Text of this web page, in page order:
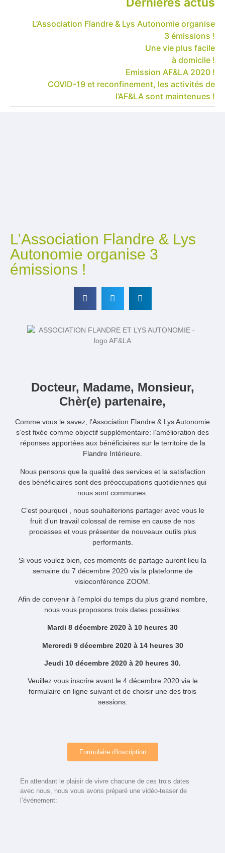
L’Association Flandre & Lys Autonomie organise
3 émissions !
Une vie plus facile
à domicile !
Emission AF&LA 2020 !
COVID-19 et reconfinement, les activités de
l’AF&LA sont maintenues !
L’Association Flandre & Lys
Autonomie organise 3
émissions !
Docteur, Madame, Monsieur,
Chèr(e) partenaire,
Comme vous le savez, l’Association Flandre & Lys Autonomie
s’est fixée comme objectif supplémentaire: l’amélioration des
réponses apportées aux bénéficiaires sur le territoire de la
Flandre Intérieure.
Nous pensons que la qualité des services et la satisfaction
des bénéficiaires sont des préoccupations quotidiennes qui
nous sont communes.
C’est pourquoi , nous souhaiterions partager avec vous le
fruit d’un travail colossal de remise en cause de nos
processes et vous présenter de nouveaux outils plus
performants.
Si vous voulez bien, ces moments de partage auront lieu la
semaine du 7 décembre 2020 via la plateforme de
visioconférence ZOOM.
Afin de convenir à l’emploi du temps du plus grand nombre,
nous vous proposons trois dates possibles:
Mardi 8 décembre 2020 à 10 heures 30
Mercredi 9 décembre 2020 à 14 heures 30
Jeudi 10 décembre 2020 à 20 heures 30.
Veuillez vous inscrire avant le 4 décembre 2020 via le
formulaire en ligne suivant et de choisir une des trois
sessions:
Formulaire d'inscription
En attendant le plaisir de vivre chacune de ces trois dates
avec nous, nous vous avons préparé une vidéo-teaser de
l’événement: